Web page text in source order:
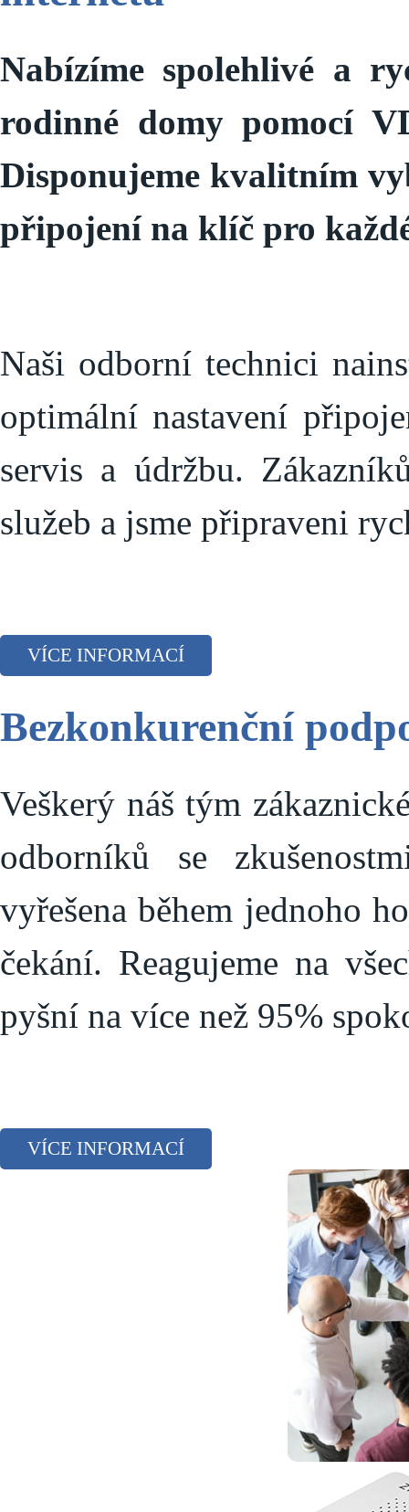
Nabízíme spolehlivé a
rodinné domy pomocí
Disponujeme kvalitním
připojení na klíč pro
Naši odborní technici
optimální nastavení
servis a údržbu.
služeb a jsme připraveni
VÍCE INFORMACÍ
Bezkonkurenční
Veškerý náš tým
odborníků se
vyřešena během jednoho
čekání. Reagujeme na
pyšní na více než 95%
VÍCE INFORMACÍ